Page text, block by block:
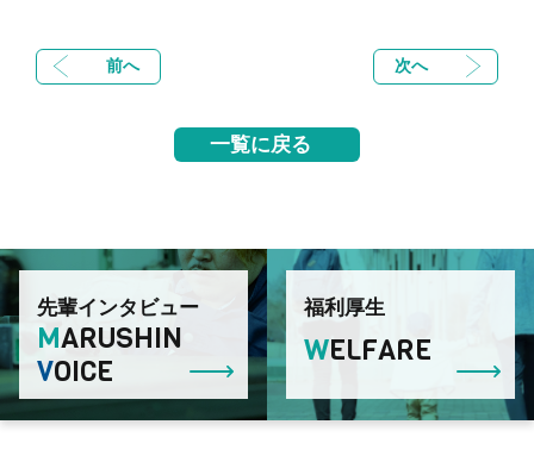
前へ 次へ
一覧に戻る
先輩インタビュー
MARUSHIN
VOICE
福利厚生
WELFARE